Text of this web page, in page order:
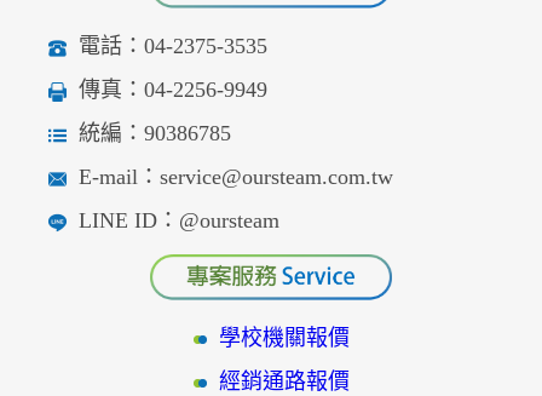
電話：04-2375-3535
傳真：04-2256-9949
統編：90386785
E-mail：service@oursteam.com.tw
LINE ID：@oursteam
學校機關報價
經銷通路報價